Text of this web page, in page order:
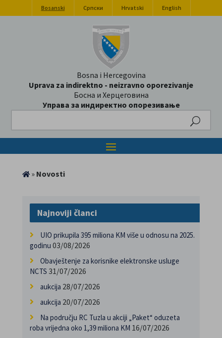
Bosanski Српски Hrvatski English
Bosna i Hercegovina
Uprava za indirektno - neizravno oporezivanje
Босна и Херцеговина
Управа за индиректно опорезивање
» Novosti
Najnoviji članci
UIO prikupila 395 miliona KM više u odnosu na 2025.
godinu 03/08/2026
Obavještenje za korisnike elektronske usluge
NCTS 31/07/2026
aukcija 28/07/2026
aukcija 20/07/2026
Na području RC Tuzla u akciji „Paket“ oduzeta
roba vrijedna oko 1,39 miliona KM 16/07/2026